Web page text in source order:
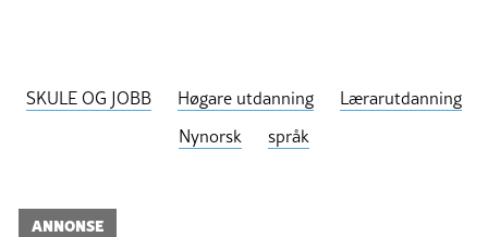
SKULE OG JOBB Høgare utdanning
Lærarutdanning
Nynorsk
språk
ANNONSE